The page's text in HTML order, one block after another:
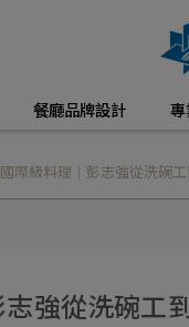
餐廳品牌設計
際級料理｜彭志強從洗碗
強從洗碗工